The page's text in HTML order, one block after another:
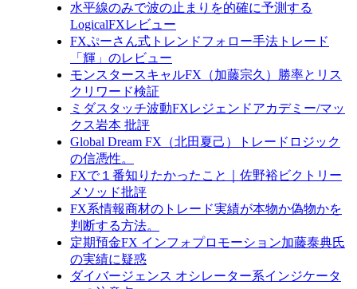
水平線のみで波の止まりを的確に予測する
LogicalFXレビュー
FXぷーさん式トレンドフォロー手法トレード
「輝」のレビュー
モンスタースキャルFX（加藤宗久）勝率とリス
クリワード検証
ミダスタッチ波動FXレジェンドアカデミー/マッ
クス岩本 批評
Global Dream FX（北田夏己）トレードロジック
の信憑性。
FXで１番知りたかったこと｜佐野裕ビクトリー
メソッド批評
FX系情報商材のトレード実績が本物か偽物かを
判断する方法。
定期預金FX インフォプロモーション加藤泰典氏
の実績に疑惑
ダイバージェンス オシレーター系インジケータ